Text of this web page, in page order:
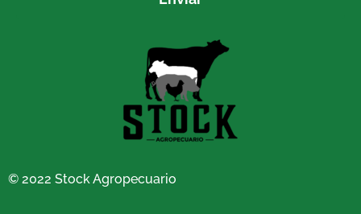
© 2022 Stock Agropecuario